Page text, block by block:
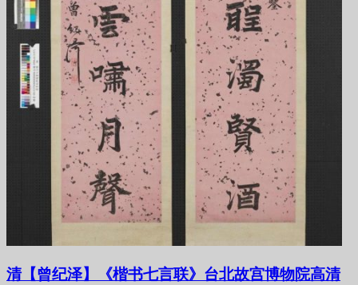
清【曾纪泽】《楷书七言联》台北故宫博物院高清